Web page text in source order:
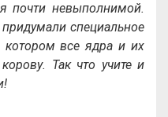
почти невыполнимой.
специальное
котором все ядра и их
Так что учите и